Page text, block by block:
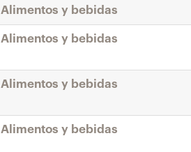
Alimentos y bebidas
Alimentos y bebidas
Alimentos y bebidas
Alimentos y bebidas